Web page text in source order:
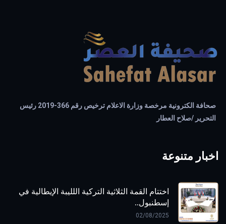
صحافة الكترونية مرخصة وزارة الاعلام ترخيص رقم 366-2019 رئيس
التحرير /صلاح العطار
اخبار متنوعة
اختتام القمة الثلاثية التركية اللليبة الإيطالية في
إسطنبول..
02/08/2025